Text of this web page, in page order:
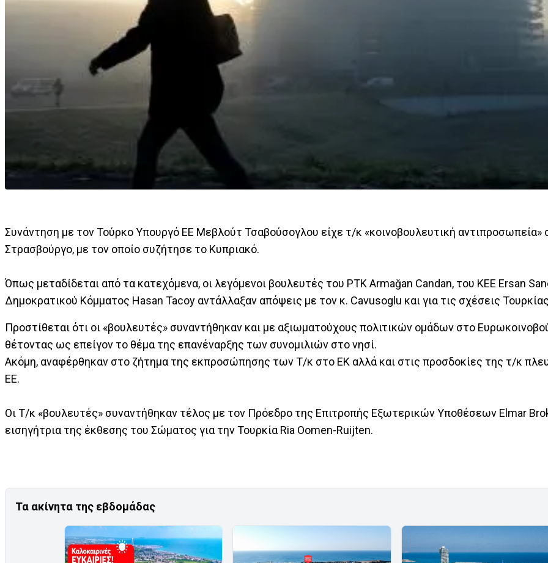
Συνάντηση με τον Τούρκο Υπουργό ΕΕ Μεβλούτ Τσαβούσογλου είχε τ/κ «κοινοβουλευτική αντιπροσωπεία»
Στρασβούργο, με τον οποίο συζήτησε το Κυπριακό.
Όπως μεταδίδεται από τα κατεχόμενα, οι λεγόμενοι βουλευτές του ΡΤΚ Armağan Candan, του ΚΕΕ Ersan
Δημοκρατικού Κόμματος Hasan Tacoy αντάλλαξαν απόψεις με τον κ. Cavusoglu και για τις σχέσεις
Προστίθεται ότι οι «βουλευτές» συναντήθηκαν και με αξιωματούχους πολιτικών ομάδων στο
θέτοντας ως επείγον το θέμα της επανέναρξης των συνομιλιών στο νησί.
Ακόμη, αναφέρθηκαν στο ζήτημα της εκπροσώπησης των Τ/κ στο ΕΚ αλλά και στις προσδοκίες της τ/κ
ΕΕ.
Οι Τ/κ «βουλευτές» συναντήθηκαν τέλος με τον Πρόεδρο της Επιτροπής Εξωτερικών Υποθέσεων Elmar
εισηγήτρια της έκθεσης του Σώματος για την Τουρκία Ria Oomen-Ruijten.
Τα ακίνητα της εβδομάδας